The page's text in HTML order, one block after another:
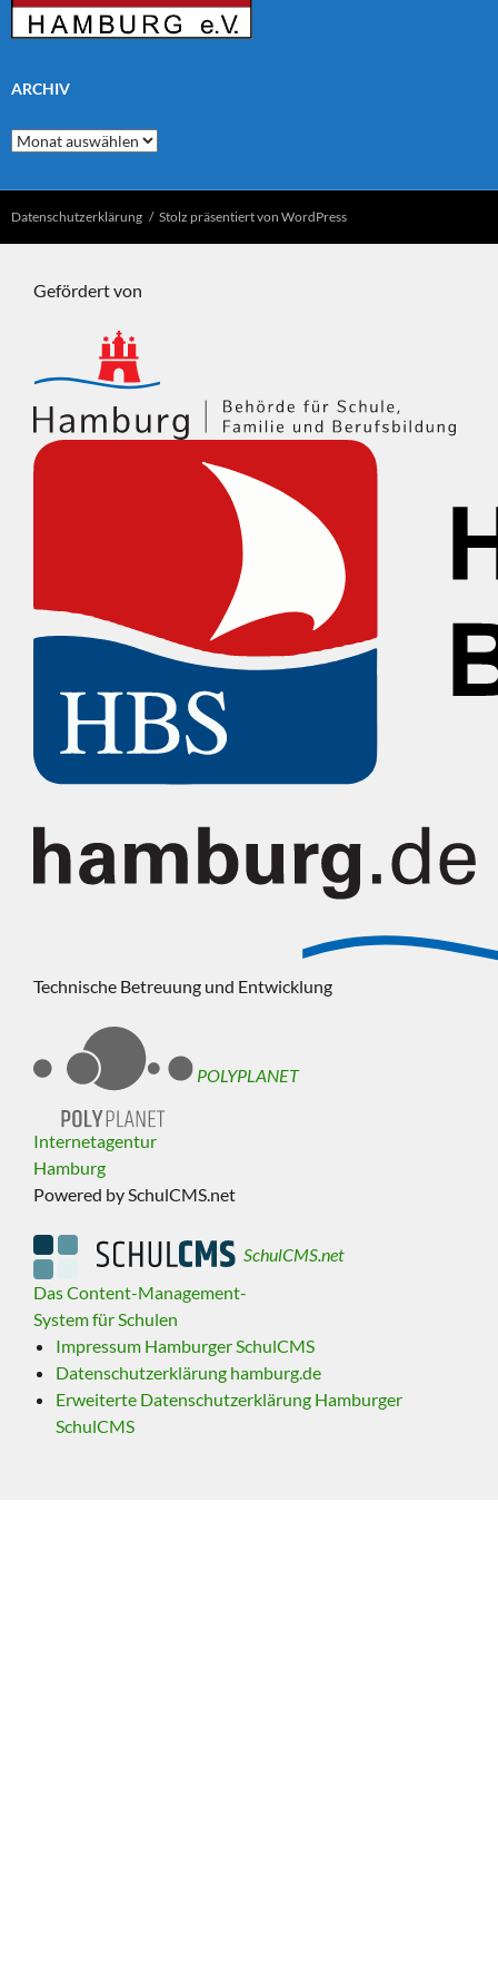
ARCHIV
Archiv
Datenschutzerklärung Stolz präsentiert von WordPress
Gefördert von
Technische Betreuung und Entwicklung
POLYPLANET
Internetagentur
Hamburg
Powered by SchulCMS.net
SchulCMS.net
Das Content-Management-
System für Schulen
Impressum Hamburger SchulCMS
Datenschutzerklärung hamburg.de
Erweiterte Datenschutzerklärung Hamburger
SchulCMS